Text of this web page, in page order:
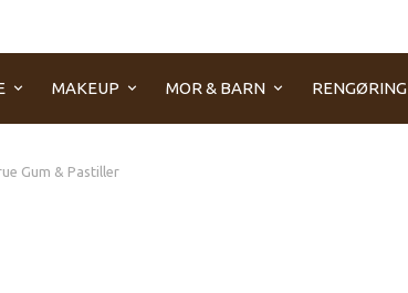
MAKEUP MOR & BARN RENGØRING
Gum & Pastiller